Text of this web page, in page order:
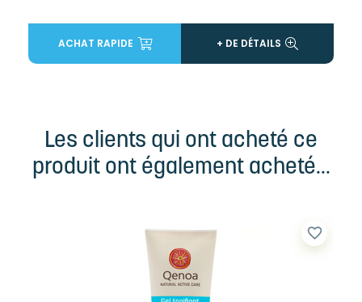
ACHAT RAPIDE + DE DÉTAILS
Les clients qui ont acheté ce
produit ont également acheté...
favorite_border